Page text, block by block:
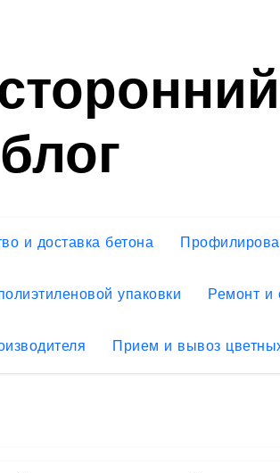
блог
и доставка бетона
упаковки Ремонт и
Прием и вывоз